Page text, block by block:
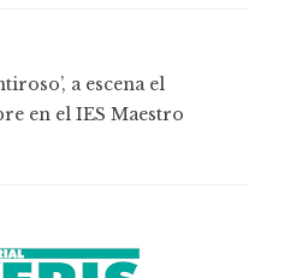
a escena el
en el IES Maestro